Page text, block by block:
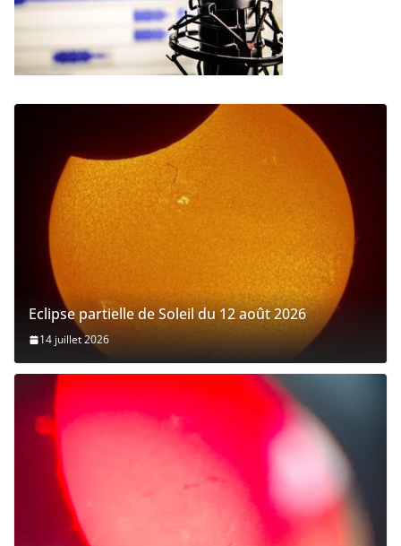
Eclipse partielle de Soleil du 12 août 2026
14 juillet 2026